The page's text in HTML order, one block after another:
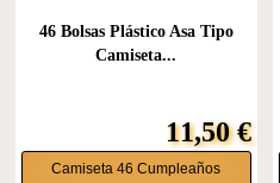
46 Bolsas Plástico Asa Tipo
Camiseta...
11,50 €
Camiseta 46 Cumpleaños